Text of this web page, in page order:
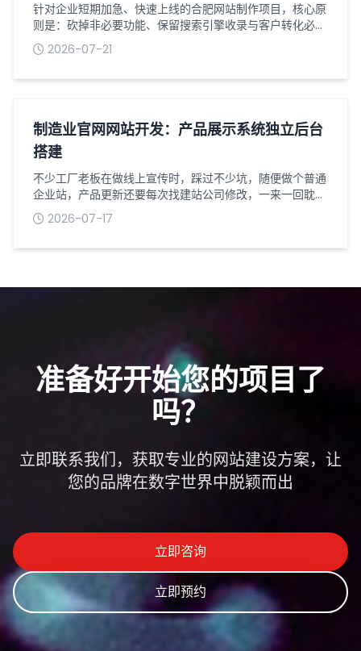
针对企业短期加急、快速上线的合肥网站制作项目，核心原
则是：砍掉非必要功能、保留搜索引擎收录与客户转化必备
内容、页面结构极简、资料零冗余。避免因内容繁杂、资料
迟迟不齐导致工期延期，同时保证网站合规可上线、可收
站基础必备资料（上线硬性要求，缺一不可...
2026-07-21
制造业官网网站开发：产品展示系统独立后台
搭建
不少工厂老板在做线上宣传时，踩过不少坑，随便做个普通
企业站，产品更新还要每次找建站公司修改，一来一回耽误
好几天，客户想看新款设备根本看不到。做制造业官网网站
开发，产品展示系统一定要搭配独立后台，自己就能随时操
为工厂定制的独立产品后台，权限完全掌握...
2026-07-17
准备好开始您的项目了
吗？
立即联系我们，获取专业的网站建设方案，让
您的品牌在数字世界中脱颖而出
立即咨询
立即预约